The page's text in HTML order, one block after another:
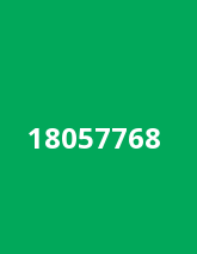
18057768